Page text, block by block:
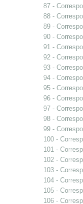
87 -
88 -
89 -
90 -
91 -
92 -
93 -
94 -
95 -
96 -
97 -
98 -
99 -
100 -
101 -
102 -
103 -
104 -
105 -
106 -